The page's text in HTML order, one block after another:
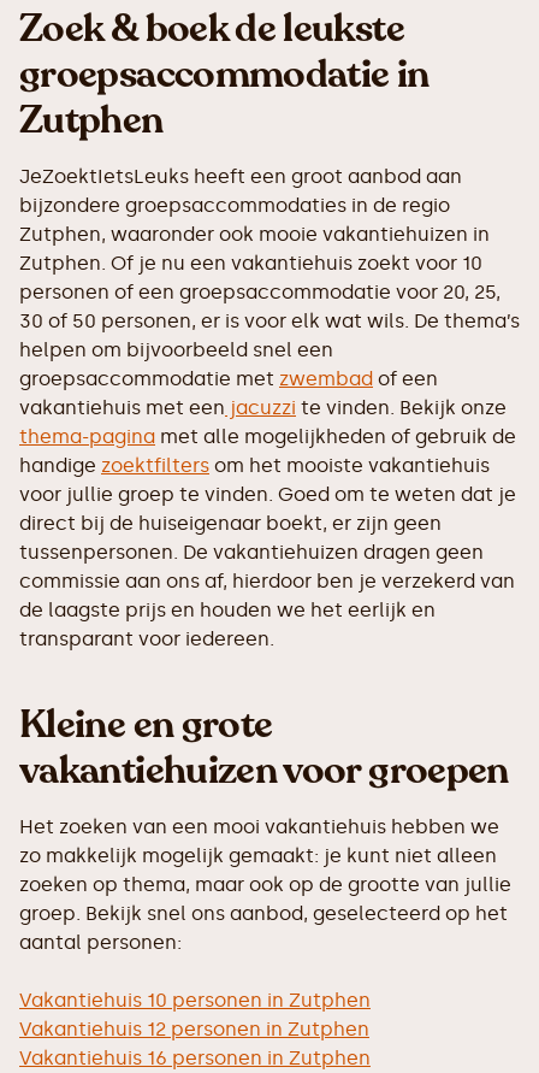
Zoek & boek de leukste
groepsaccommodatie in
Zutphen
JeZoektIetsLeuks heeft een groot aanbod aan
bijzondere groepsaccommodaties in de regio
Zutphen, waaronder ook mooie vakantiehuizen in
Zutphen. Of je nu een vakantiehuis zoekt voor 10
personen of een groepsaccommodatie voor 20, 25,
30 of 50 personen, er is voor elk wat wils. De thema’s
helpen om bijvoorbeeld snel een
groepsaccommodatie met zwembad of een
vakantiehuis met een jacuzzi te vinden. Bekijk onze
thema-pagina met alle mogelijkheden of gebruik de
handige zoektfilters om het mooiste vakantiehuis
voor jullie groep te vinden. Goed om te weten dat je
direct bij de huiseigenaar boekt, er zijn geen
tussenpersonen. De vakantiehuizen dragen geen
commissie aan ons af, hierdoor ben je verzekerd van
de laagste prijs en houden we het eerlijk en
transparant voor iedereen.
Kleine en grote
vakantiehuizen voor groepen
Het zoeken van een mooi vakantiehuis hebben we
zo makkelijk mogelijk gemaakt: je kunt niet alleen
zoeken op thema, maar ook op de grootte van jullie
groep. Bekijk snel ons aanbod, geselecteerd op het
aantal personen:
Vakantiehuis 10 personen in Zutphen
Vakantiehuis 12 personen in Zutphen
Vakantiehuis 16 personen in Zutphen